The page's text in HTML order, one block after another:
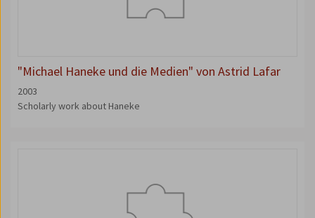
"Michael Haneke und die Medien" von Astrid Lafar
2003
Scholarly work about Haneke